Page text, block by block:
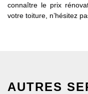
connaître le prix
votre toiture, n’hésitez
AUTRES